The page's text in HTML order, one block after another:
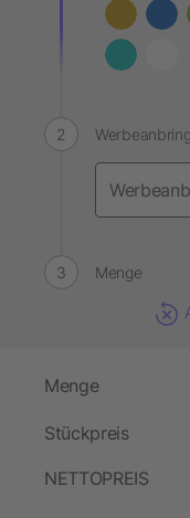
Menge
Menge
Stückpreis
NETTOPREIS